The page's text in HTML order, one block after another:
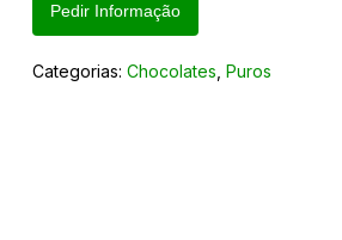
Pedir Informação
Categorias: Chocolates Puros